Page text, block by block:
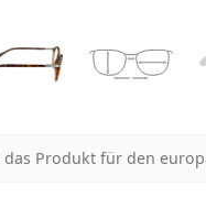
das Produkt für den